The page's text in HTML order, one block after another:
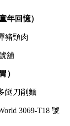
年回憶）
豬頸肉
舖
）
餸刀削麵
3069-T18 號